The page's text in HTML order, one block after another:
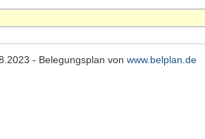
- Belegungsplan von www.belplan.de